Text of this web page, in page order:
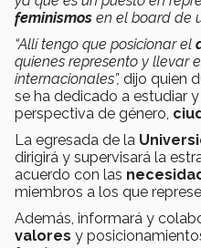
feminismos en el board de
“Allí tengo que posicionar el
quienes represento y llevar
internacionales”, dijo quien
se ha dedicado a estudiar
perspectiva de género,
La egresada de la
dirigirá y supervisará la
acuerdo con las
miembros a los que
Además, informará y
valores y